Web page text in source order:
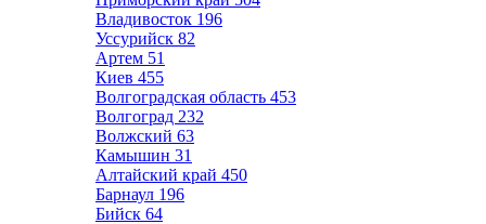
Владивосток 196
Уссурийск 82
Артем 51
Киев 455
Волгоградская область 453
Волгоград 232
Волжский 63
Камышин 31
Алтайский край 450
Барнаул 196
Бийск 64